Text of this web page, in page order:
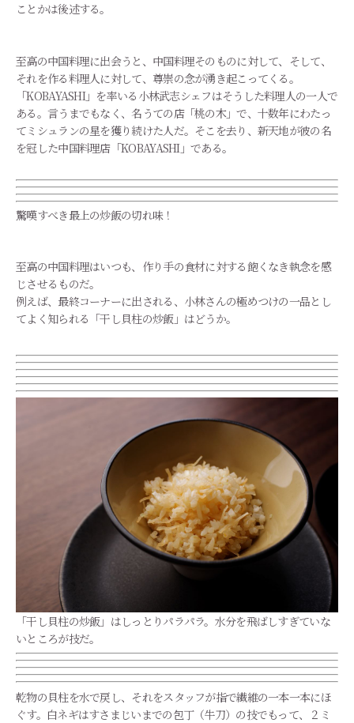
ことかは後述する。
至高の中国料理に出会うと、中国料理そのものに対して、そして、
それを作る料理人に対して、尊崇の念が湧き起こってくる。
「KOBAYASHI」を率いる小林武志シェフはそうした料理人の一人で
ある。言うまでもなく、名うての店「桃の木」で、十数年にわたっ
てミシュランの星を獲り続けた人だ。そこを去り、新天地が彼の名
を冠した中国料理店「KOBAYASHI」である。
驚嘆すべき最上の炒飯の切れ味！
至高の中国料理はいつも、作り手の食材に対する飽くなき執念を感
じさせるものだ。
例えば、最終コーナーに出される、小林さんの極めつけの一品とし
てよく知られる「干し貝柱の炒飯」はどうか。
「干し貝柱の炒飯」はしっとりパラパラ。水分を飛ばしすぎていな
いところが技だ。
乾物の貝柱を水で戻し、それをスタッフが指で繊維の一本一本にほ
ぐす。白ネギはすさまじいまでの包丁（牛刀）の技でもって、２ミ